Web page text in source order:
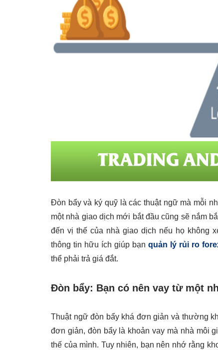
Đòn bẩy và ký quỹ là các thuật ngữ mà mỗi
một nhà giao dịch mới bắt đầu cũng sẽ nắm
đến vị thế của nhà giao dịch nếu họ không
thông tin hữu ích giúp bạn quản lý rủi ro
thể phải trả giá đắt.
Đòn bẩy: Bạn có nên vay từ một
Thuật ngữ đòn bẩy khá đơn giản và thường
đơn giản, đòn bẩy là khoản vay mà nhà môi
thế của mình. Tuy nhiên, bạn nên nhớ rằng